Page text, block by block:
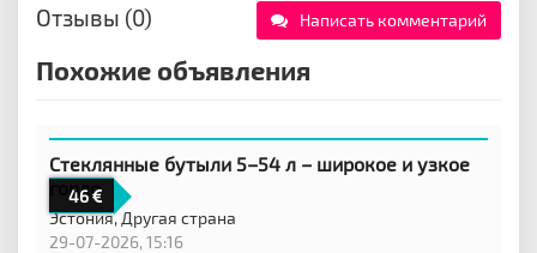
Отзывы (0) Написать комментарий
Похожие объявления
46
Стеклянные бутыли 5–54 л – широкое и узкое
горло
Эстония,Другая страна
29-07-2026, 15:16